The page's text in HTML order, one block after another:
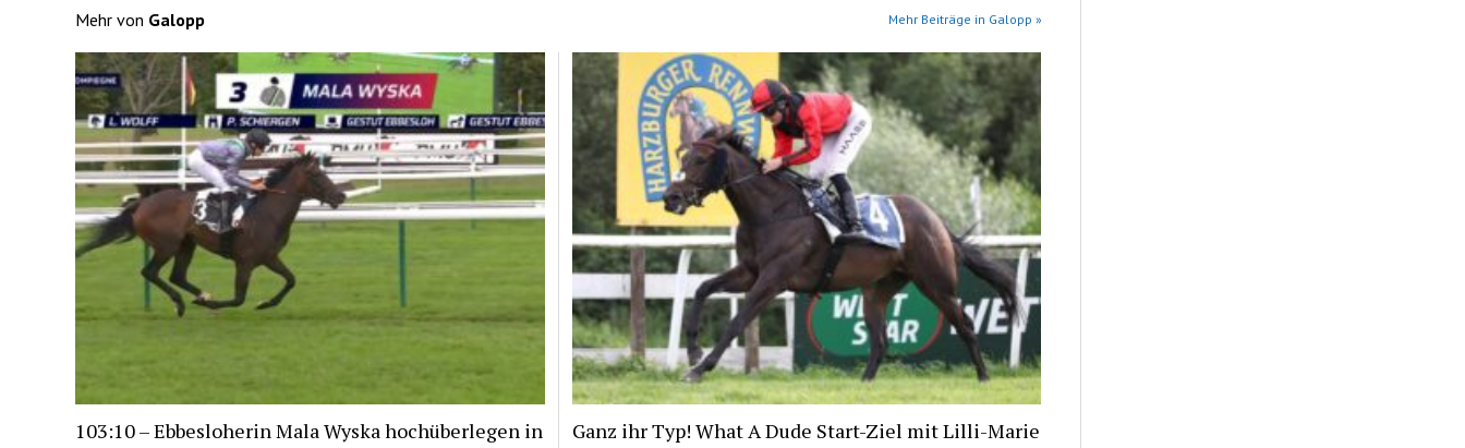
Mehr von Galopp Mehr Beiträge in Galopp »
103:10 – Ebbesloherin Mala Wyska hochüberlegen in
Ganz ihr Typ! What A Dude Start-Ziel mit Lilli-Marie